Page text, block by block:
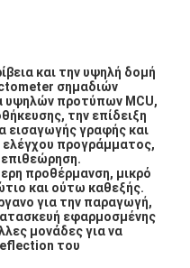
και την υψηλή δομή
σημαδιών
υψηλών προτύπων MCU,
την επίδειξη
εισαγωγής γραφής και
προγράμματος,
επιθεώρηση.
προθέρμανση, μικρό
και ούτω καθεξής.
για την παραγωγή,
εφαρμοσμένης
μονάδες για να
του